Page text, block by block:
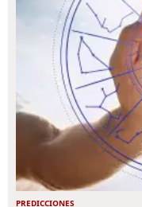
PREDICCIONES